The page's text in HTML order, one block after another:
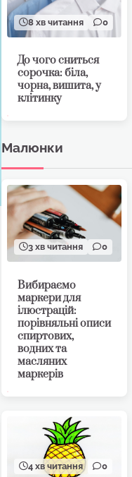
8 хв читання 0
До чого сниться
сорочка: біла,
чорна, вишита, у
клітинку
Малюнки
3 хв читання 0
Вибираємо
маркери для
ілюстрацій:
порівняльні описи
спиртових,
водних та
масляних
маркерів
4 хв читання 0